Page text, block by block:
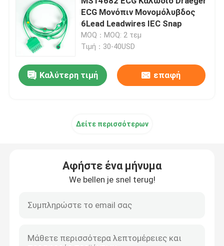
Μετατροπέας IBP
Καλώδιο ελέγχων θερμοκρασίας
Μανσέτα NIBP
ECG Μονόπιν Μονομόλυβδος
6Lead Leadwires IEC Snap
MOQ：MOQ: 2 τεμ
Τιμή：30-40USD
Καλύτερη τιμή επαφή
Δείτε περισσότερων
Αφήστε ένα μήνυμα
We bellen je snel terug!